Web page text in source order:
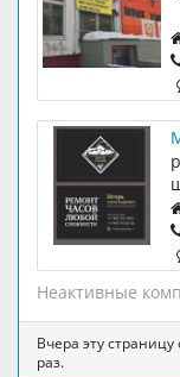
Неактивные
Вчера эту
раз.